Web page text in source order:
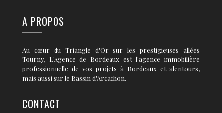
A PROPOS
Au cœur du Triangle d'Or sur les prestigieuses allées
Tourny, L'Agence de Bordeaux est l'agence immobilière
professionnelle de vos projets à Bordeaux et alentours,
mais aussi sur le Bassin d'Arcachon.
CONTACT